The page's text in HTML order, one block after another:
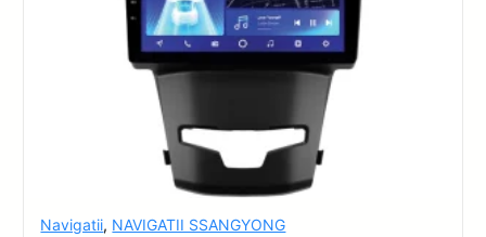
Navigatii, NAVIGATII SSANGYONG